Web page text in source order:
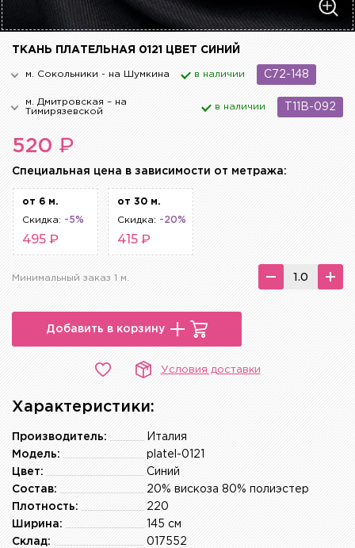
ТКАНЬ ПЛАТЕЛЬНАЯ 0121 ЦВЕТ СИНИЙ
м. Сокольники - на Шумкина в наличии C72-148
м. Дмитровская – на
Тимирязевской
в наличии T11B-092
520 ₽
Cпециальная цена в зависимости от метража:
от 6 м.
Скидка: -5%
495 ₽
от 30 м.
Скидка: -20%
415 ₽
Минимальный заказ 1 м.
Добавить в корзину
Условия доставки
Характеристики:
Италия
Производитель:
platel-0121
Модель:
Синий
Цвет:
20% вискоза 80% полиэстер
Состав:
220
Плотность:
145 см
Ширина:
017552
Склад: